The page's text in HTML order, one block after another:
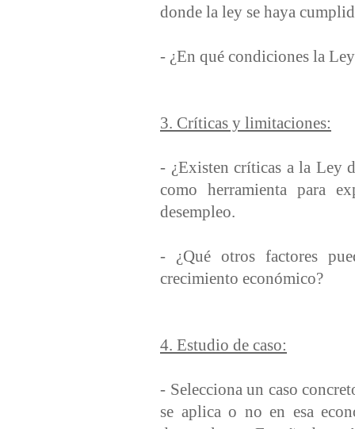
donde la ley se haya
- ¿En qué condiciones la
3. Críticas y limitaciones:
- ¿Existen críticas a la Ley
como herramienta para
desempleo.
- ¿Qué otros factores
crecimiento económico?
4. Estudio de caso:
- Selecciona un caso
se aplica o no en esa